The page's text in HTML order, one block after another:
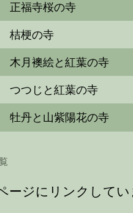
正福寺桜の寺
桔梗の寺
木月襖絵と紅葉の寺
つつじと紅葉の寺
牡丹と山紫陽花の寺
ージにリンクしてい